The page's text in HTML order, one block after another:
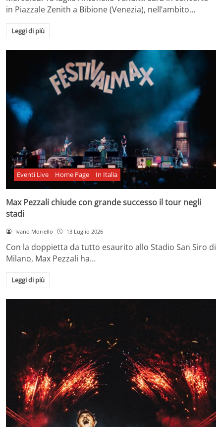
in Piazzale Zenith a Bibione (Venezia), nell’ambito…
Leggi di più
Eventi Live Home Page In Italia
Max Pezzali chiude con grande successo il tour negli
stadi
Ivano Moriello 13 Luglio 2026
Con la doppietta da tutto esaurito allo Stadio San Siro di
Milano, Max Pezzali ha…
Leggi di più